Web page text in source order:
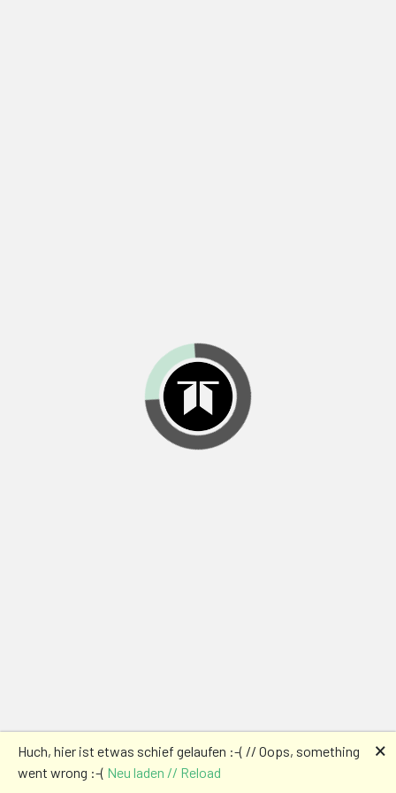
Huch, hier ist etwas schief gelaufen :-( // Oops, something
went wrong :-( Neu laden // Reload
🗙